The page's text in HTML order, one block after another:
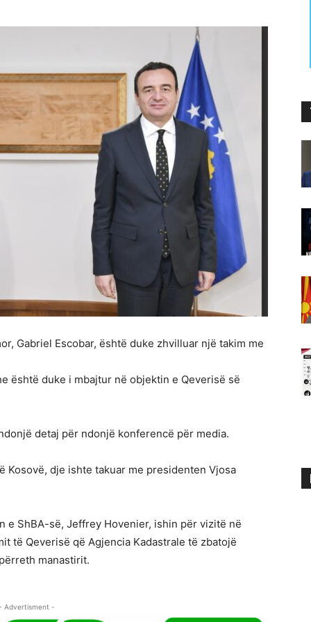
Gabriel Escobar, është duke zhvilluar një takim me
është duke i mbajtur në objektin e Qeverisë së
detaj për ndonjë konferencë për media.
Kosovë, dje ishte takuar me presidenten Vjosa
e ShBA-së, Jeffrey Hovenier, ishin për vizitë në
të Qeverisë që Agjencia Kadastrale të zbatojë
manastirit.
Advertisment -